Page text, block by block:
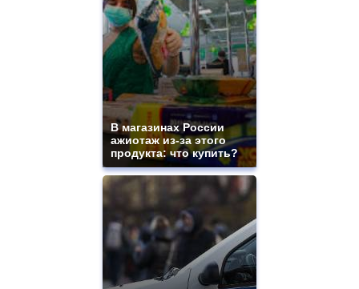
В магазинах России
ажиотаж из-за этого
продукта: что купить?